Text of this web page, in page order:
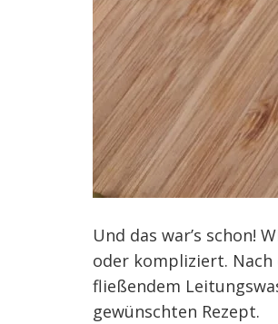
Und das war’s schon!
oder kompliziert.
fließendem
gewünschten Rezept.